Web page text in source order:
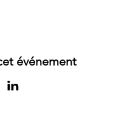
événement